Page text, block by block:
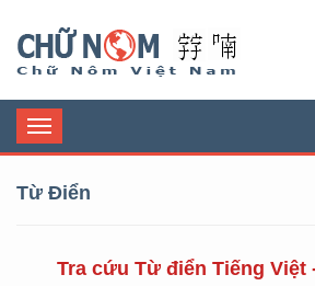
Toggle
navigation
Từ Điển
Tra cứu Từ điển Tiếng Việt